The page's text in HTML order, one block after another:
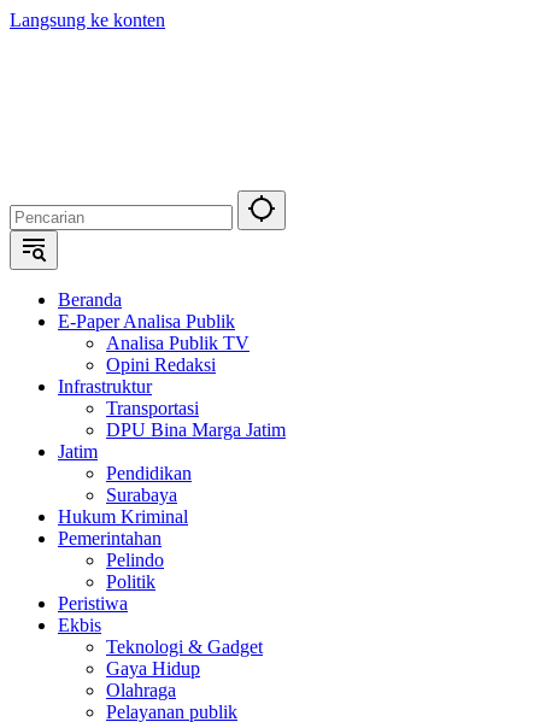
Langsung ke konten
Beranda
E-Paper Analisa Publik
Analisa Publik TV
Opini Redaksi
Infrastruktur
Transportasi
DPU Bina Marga Jatim
Jatim
Pendidikan
Surabaya
Hukum Kriminal
Pemerintahan
Pelindo
Politik
Peristiwa
Ekbis
Teknologi & Gadget
Gaya Hidup
Olahraga
Pelayanan publik